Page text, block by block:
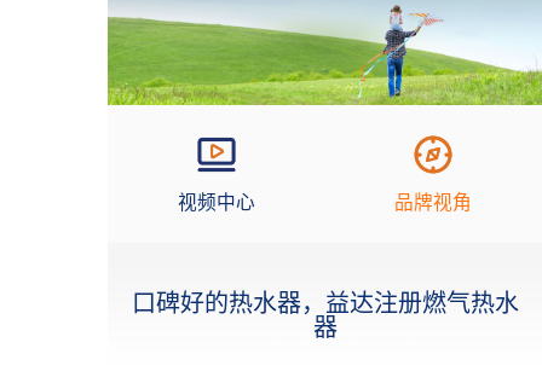
视频中心 品牌视角
口碑好的热水器，益达注册燃气热水
器